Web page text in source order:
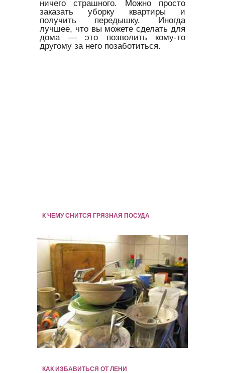
ничего страшного. Можно просто
заказать уборку квартиры и
получить передышку. Иногда
лучшее, что вы можете сделать для
дома — это позволить кому-то
другому за него позаботиться.
К ЧЕМУ СНИТСЯ ГРЯЗНАЯ ПОСУДА
КАК ИЗБАВИТЬСЯ ОТ ЛЕНИ